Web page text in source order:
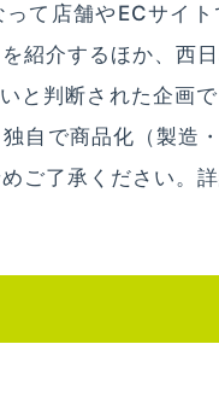
て店舗やECサイ
紹介するほか、西
と判断された企画
自で商品化（製造
ご了承ください。